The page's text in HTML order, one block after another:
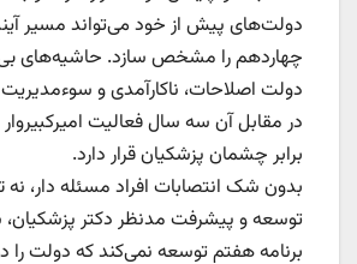
دولت‌های پیش از خود می‌تواند مسیر
چهاردهم را مشخص سازد. حاشیه‌های
دولت اصلاحات، ناکارآمدی و
در مقابل آن سه سال فعالیت
برابر چشمان پزشکیان قرار دارد.
بدون شک انتصابات افراد مسئله دار، نه
توسعه و پیشرفت مدنظر دکتر
برنامه هفتم توسعه نمی‌کند که دولت را